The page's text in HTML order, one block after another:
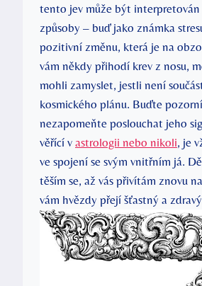
tento jev může být interpretován
způsoby – buď jako známka
pozitivní změnu, která je na
vám někdy přihodí krev z nosu,
mohli zamyslet, jestli není
kosmického plánu. Buďte
nezapomeňte poslouchat jeho
věřící v astrologii nebo nikoli, je
ve spojení se svým vnitřním já.
těším se, až vás přivítám znovu
vám hvězdy přejí šťastný a